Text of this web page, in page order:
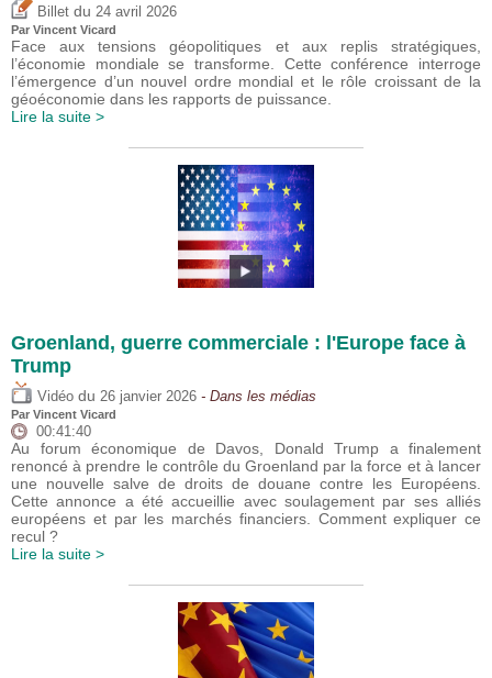
Billet du 24 avril 2026
Par Vincent Vicard
Face aux tensions géopolitiques et aux replis stratégiques,
l’économie mondiale se transforme. Cette conférence interroge
l’émergence d’un nouvel ordre mondial et le rôle croissant de la
géoéconomie dans les rapports de puissance.
Lire la suite >
Groenland, guerre commerciale : l'Europe face à
Trump
Vidéo du 26 janvier 2026 - Dans les médias
Par Vincent Vicard
00:41:40
Au forum économique de Davos, Donald Trump a finalement
renoncé à prendre le contrôle du Groenland par la force et à lancer
une nouvelle salve de droits de douane contre les Européens.
Cette annonce a été accueillie avec soulagement par ses alliés
européens et par les marchés financiers. Comment expliquer ce
recul ?
Lire la suite >